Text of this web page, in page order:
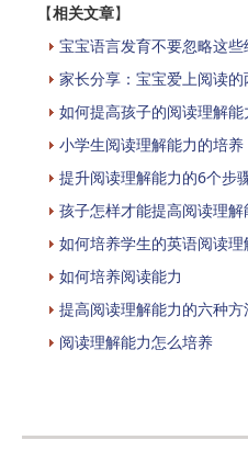
【相关文章】
宝宝语言发育不要忽略这些
家长分享：宝宝爱上阅读的
如何提高孩子的阅读理解
小学生阅读理解能力的培养
提升阅读理解能力的6个步
孩子怎样才能提高阅读理解
如何培养学生的英语阅读理
如何培养阅读能力
提高阅读理解能力的六种方
阅读理解能力怎么培养